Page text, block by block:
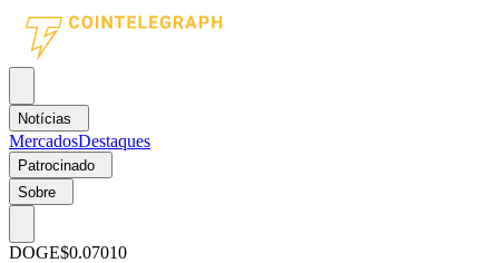
Notícias
MercadosDestaques
Patrocinado
Sobre
DOGE$0.07010